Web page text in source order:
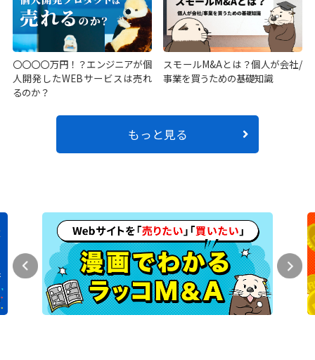
〇〇〇〇万円！？エンジニアが個
人開発したWEBサービスは売れ
るのか？
スモールM&Aとは？個人が会社/
事業を買うための基礎知識
もっと見る